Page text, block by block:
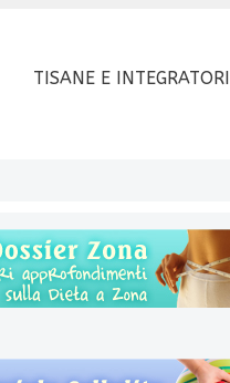
TISANE E INTEGRATORI